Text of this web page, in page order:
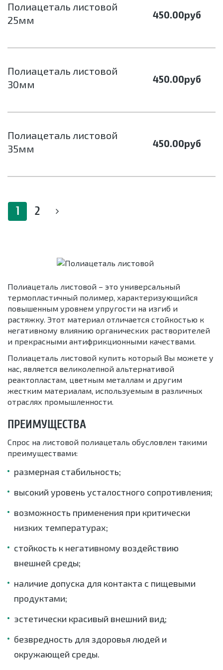
Полиацеталь листовой
25мм
450.00руб
Полиацеталь листовой
30мм
450.00руб
Полиацеталь листовой
35мм
450.00руб
1 2
Полиацеталь листовой – это универсальный
термопластичный полимер, характеризующийся
повышенным уровнем упругости на изгиб и
растяжку. Этот материал отличается стойкостью к
негативному влиянию органических растворителей
и прекрасными антифрикционными качествами.
Полиацеталь листовой купить который Вы можете у
нас, является великолепной альтернативой
реактопластам, цветным металлам и другим
жестким материалам, используемым в различных
отраслях промышленности.
ПРЕИМУЩЕСТВА
Спрос на листовой полиацеталь обусловлен такими
преимуществами:
размерная стабильность;
высокий уровень усталостного сопротивления;
возможность применения при критически
низких температурах;
стойкость к негативному воздействию
внешней среды;
наличие допуска для контакта с пищевыми
продуктами;
эстетически красивый внешний вид;
безвредность для здоровья людей и
окружающей среды.